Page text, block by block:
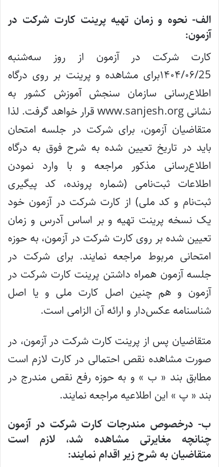
الف- نحوه و زمان تهیه پرینت کارت شرکت در
آزمون:
کارت‌ شرکت در‌ آزمون‌ از روز سه‌شنبه
۱۴۰۴/۰۶/25برای مشاهده و پرینت بر روی درگاه
اطلاع‌رسانی سازمان سنجش آموزش کشور به
نشانی www.sanjesh.org قرار خواهد گرفت. لذا
متقاضیان‌ آزمون‌، برای شرکت در جلسه امتحان
باید در تاریخ تعیین شده به شرح فوق به درگاه
اطلاع‌رسانی مذکور مراجعه و با وارد نمودن
اطلاعات ثبت‌نامی (شماره پرونده، کد پیگیری
ثبت‌نام و کد ملی) از کارت شرکت در آزمون خود
یک نسخه پرینت تهیه و بر اساس آدرس و زمان
تعیین شده بر روی کارت شرکت در آزمون، به حوزه
امتحانی مربوط مراجعه نمایند. برای شرکت در
جلسه آزمون همراه داشتن پرینت کارت شرکت در
آزمون و هم چنین اصل کارت ملی و یا اصل
شناسنامه عکس‌دار و ارائه آن الزامی است.
متقاضیان پس از پرینت کارت شرکت در آزمون، در
صورت مشاهده نقص احتمالی در کارت لازم است
مطابق بند « ب‌ » و به حوزه‌ رفع نقص مندرج در
بند « پ » این اطلاعیه مراجعه نمایند.
ب‌- درخصوص مندرجات کارت شرکت در آزمون
چنانچه مغایرتی مشاهده شد، لازم است
متقاضیان به شرح زیر اقدام نمایند: